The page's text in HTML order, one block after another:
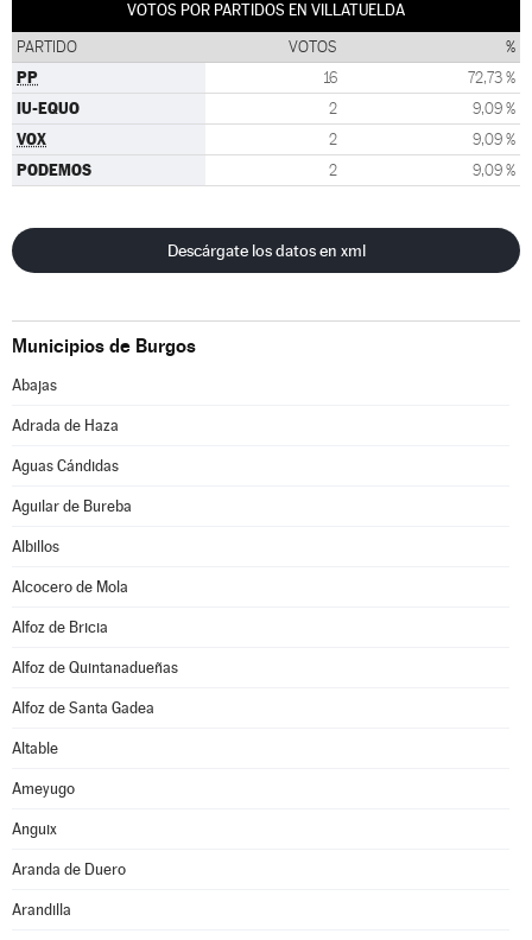
VOTOS POR PARTIDOS EN VILLATUELDA
PARTIDO VOTOS %
PP 16 72,73 %
IU-EQUO 2 9,09 %
VOX 2 9,09 %
PODEMOS 2 9,09 %
Descárgate los datos en xml
Municipios de Burgos
Abajas
Adrada de Haza
Aguas Cándidas
Aguilar de Bureba
Albillos
Alcocero de Mola
Alfoz de Bricia
Alfoz de Quintanadueñas
Alfoz de Santa Gadea
Altable
Ameyugo
Anguix
Aranda de Duero
Arandilla